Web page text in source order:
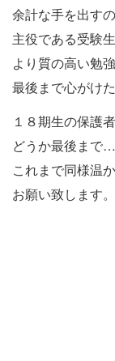
余計な手を出すの
主役である受験
より質の高い勉
最後まで心がけ
１８期生の保護者
どうか最後まで…
これまで同様温
お願い致します。